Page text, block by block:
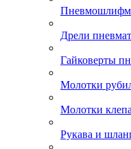
Дрели
Гайковерты
Молотки
Молотки
Рукава и